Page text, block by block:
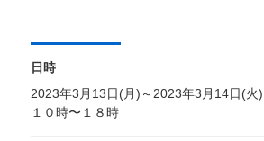
日時
2023年3月13日(月)～2023年3月14日(火)
１０時〜１８時